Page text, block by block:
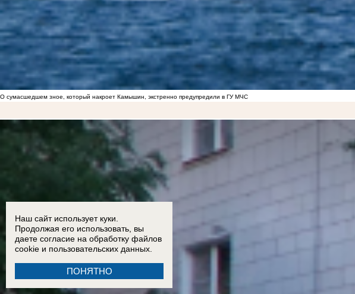
О сумасшедшем зное, который накроет Камышин, экстренно предупредили в ГУ МЧС
Наш сайт использует куки.
Продолжая его использовать, вы
даете согласие на обработку файлов
cookie и пользовательских данных.
ПОНЯТНО